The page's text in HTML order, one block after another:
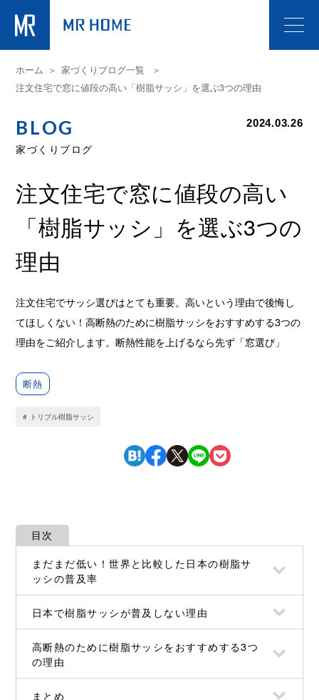
ホーム
家づくりブログ一覧
注文住宅で窓に値段の高い「樹脂サッシ」を選ぶ3つの理由
BLOG
家づくりブログ
2024.03.26
注文住宅で窓に値段の高い
「樹脂サッシ」を選ぶ3つの
理由
注文住宅でサッシ選びはとても重要。高いという理由で後悔し
てほしくない！高断熱のために樹脂サッシをおすすめする3つの
理由をご紹介します。断熱性能を上げるなら先ず「窓選び」
断熱
トリプル樹脂サッシ
目次
まだまだ低い！世界と比較した日本の樹脂サ
ッシの普及率
日本で樹脂サッシが普及しない理由
高断熱のために樹脂サッシをおすすめする3つ
の理由
まとめ